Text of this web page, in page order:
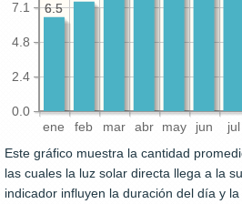
ene feb mar abr may jun jul
0.0
2.4
4.8
7.1
6.5
6.5
Este gráfico muestra la cantidad
las cuales la luz solar directa llega a la
indicador influyen la duración del día y